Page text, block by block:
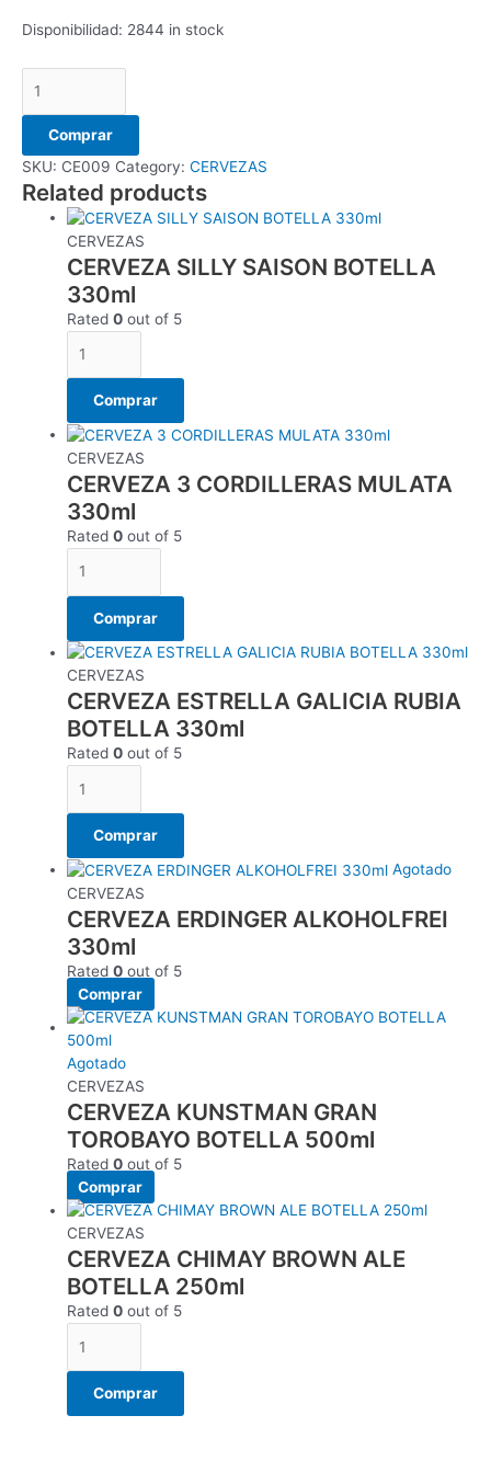
Disponibilidad: 2844 in stock
Comprar
SKU: CE009 Category: CERVEZAS
Related products
CERVEZAS
CERVEZA SILLY SAISON BOTELLA
330ml
Rated0 out of 5
Comprar
CERVEZAS
CERVEZA 3 CORDILLERAS MULATA
330ml
Rated0 out of 5
Comprar
CERVEZAS
CERVEZA ESTRELLA GALICIA RUBIA
BOTELLA 330ml
Rated0 out of 5
Comprar
Agotado
CERVEZAS
CERVEZA ERDINGER ALKOHOLFREI
330ml
Rated0 out of 5
Comprar
Agotado
CERVEZAS
CERVEZA KUNSTMAN GRAN
TOROBAYO BOTELLA 500ml
Rated0 out of 5
Comprar
CERVEZAS
CERVEZA CHIMAY BROWN ALE
BOTELLA 250ml
Rated0 out of 5
Comprar